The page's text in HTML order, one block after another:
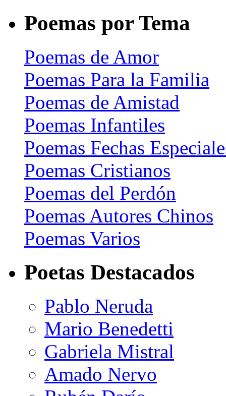
Poemas por Tema
Poemas de Amor
Poemas Para la Familia
Poemas de Amistad
Poemas Infantiles
Poemas Fechas
Poemas Cristianos
Poemas del Perdón
Poemas Autores Chinos
Poemas Varios
Poetas Destacados
Pablo Neruda
Mario Benedetti
Gabriela Mistral
Amado Nervo